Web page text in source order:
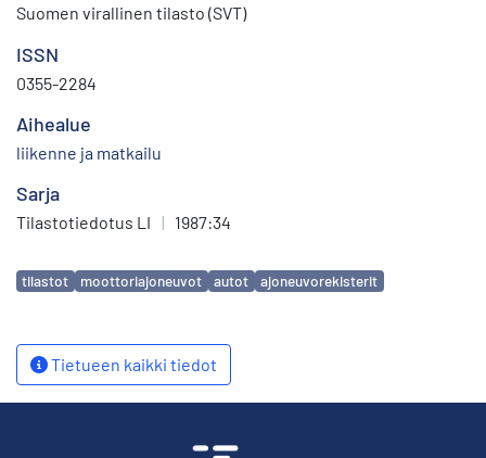
Suomen virallinen tilasto (SVT)
ISSN
0355-2284
Aihealue
liikenne ja matkailu
Sarja
Tilastotiedotus LI | 1987:34
Avainsanat
tilastot moottoriajoneuvot autot ajoneuvorekisterit
Tietueen kaikki tiedot